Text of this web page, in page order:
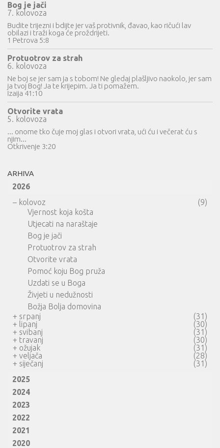
Bog je jači
7. kolovoza
Budite trijezni i bdijte jer vaš protivnik, đavao, kao ričući lav
obilazi i traži koga će proždrijeti.
1 Petrova 5:8
Protuotrov za strah
6. kolovoza
Ne boj se jer sam ja s tobom! Ne gledaj plašljivo naokolo, jer sam
ja tvoj Bog! Ja te krijepim. Ja ti pomažem.
Izaija 41:10
Otvorite vrata
5. kolovoza
... onome tko čuje moj glas i otvori vrata, ući ću i večerat ću s
njim...
Otkrivenje 3:20
ARHIVA
2026
– kolovoz
(9)
Vjernost koja košta
Utjecati na naraštaje
Bog je jači
Protuotrov za strah
Otvorite vrata
Pomoć koju Bog pruža
Uzdati se u Boga
Živjeti u nedužnosti
Božja Bolja domovina
+ srpanj
(31)
+ lipanj
(30)
+ svibanj
(31)
+ travanj
(30)
+ ožujak
(31)
+ veljača
(28)
+ siječanj
(31)
2025
2024
2023
2022
2021
2020